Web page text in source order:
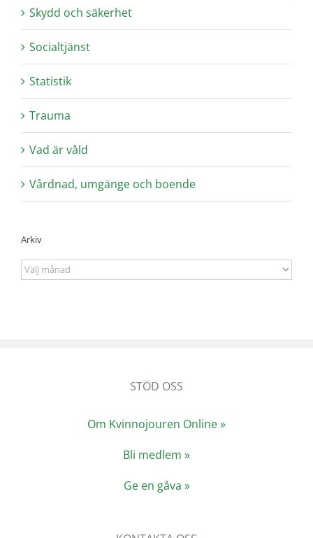
Skydd och säkerhet
Socialtjänst
Statistik
Trauma
Vad är våld
Vårdnad, umgänge och boende
Arkiv
Arkiv
STÖD OSS
Om Kvinnojouren Online »
Bli medlem »
Ge en gåva »